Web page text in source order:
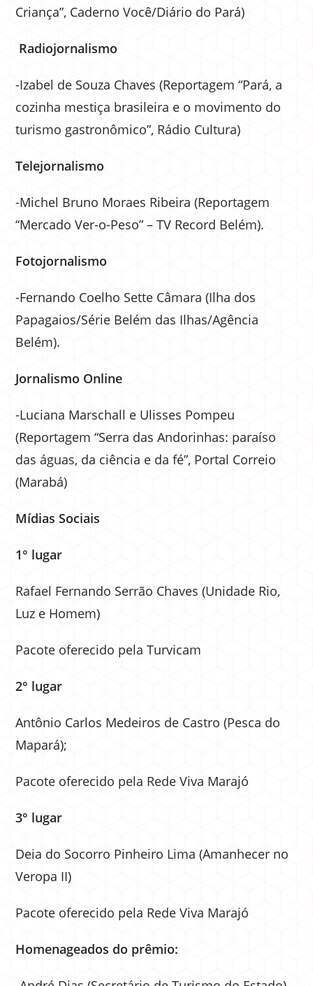
Criança”, Caderno Você/Diário do Pará)
Radiojornalismo
-Izabel de Souza Chaves (Reportagem “Pará, a
cozinha mestiça brasileira e o movimento do
turismo gastronômico”, Rádio Cultura)
Telejornalismo
-Michel Bruno Moraes Ribeira (Reportagem
“Mercado Ver-o-Peso” – TV Record Belém).
Fotojornalismo
-Fernando Coelho Sette Câmara (Ilha dos
Papagaios/Série Belém das Ilhas/Agência
Belém).
Jornalismo Online
-Luciana Marschall e Ulisses Pompeu
(Reportagem “Serra das Andorinhas: paraíso
das águas, da ciência e da fé”, Portal Correio
(Marabá)
Mídias Sociais
1° lugar
Rafael Fernando Serrão Chaves (Unidade Rio,
Luz e Homem)
Pacote oferecido pela Turvicam
2° lugar
Antônio Carlos Medeiros de Castro (Pesca do
Mapará);
Pacote oferecido pela Rede Viva Marajó
3° lugar
Deia do Socorro Pinheiro Lima (Amanhecer no
Veropa II)
Pacote oferecido pela Rede Viva Marajó
Homenageados do prêmio: